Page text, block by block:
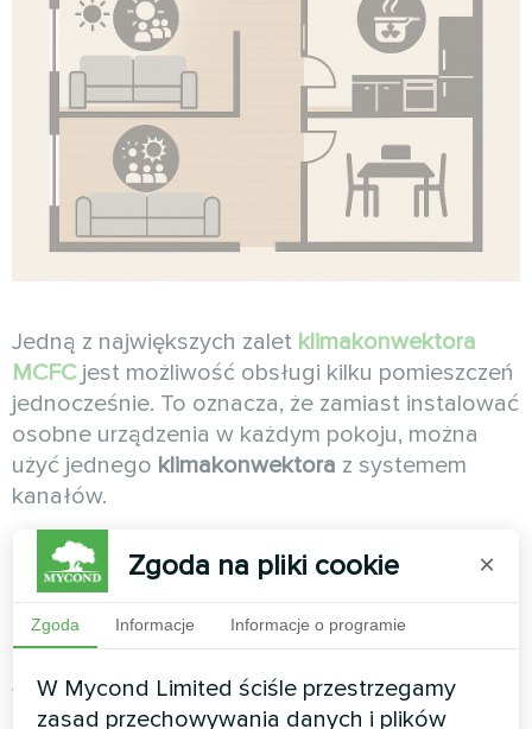
Jedną z największych zalet klimakonwektora
MCFCjest możliwość obsługi kilku pomieszczeń
jednocześnie. To oznacza, że zamiast instalować
osobne urządzenia w każdym pokoju, można
użyć jednego klimakonwektora z systemem
kanałów.
Inteligentne zarządzanie
temperaturą
wentylatora od 10% do 100% (w wersji z silnikiem
Zgoda na pliki cookie ×
Zgoda Informacje Informacje o programie
W Mycond Limited ściśle przestrzegamy
zasad przechowywania danych i plików